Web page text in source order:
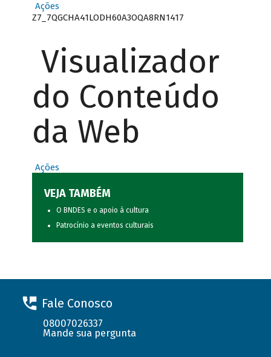
Ações
Z7_7QGCHA41LODH60A3OQA8RN1417
Visualizador
do Conteúdo
da Web
Ações
VEJA TAMBÉM
O BNDES e o apoio à cultura
Patrocínio a eventos culturais
Fale Conosco
08007026337
Mande sua pergunta